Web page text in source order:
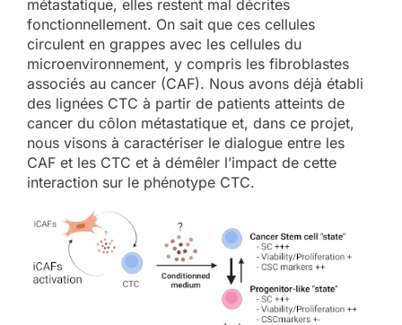
métastatique, elles restent mal décrites
fonctionnellement. On sait que ces cellules
circulent en grappes avec les cellules du
microenvironnement, y compris les fibroblastes
associés au cancer (CAF). Nous avons déjà établi
des lignées CTC à partir de patients atteints de
cancer du côlon métastatique et, dans ce projet,
nous visons à caractériser le dialogue entre les
CAF et les CTC et à démêler l’impact de cette
interaction sur le phénotype CTC.